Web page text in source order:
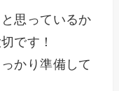
思っているか
です！
かり準備して